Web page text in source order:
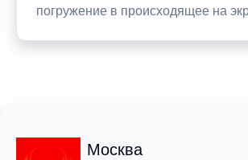
погружение в происходящее на
Москва